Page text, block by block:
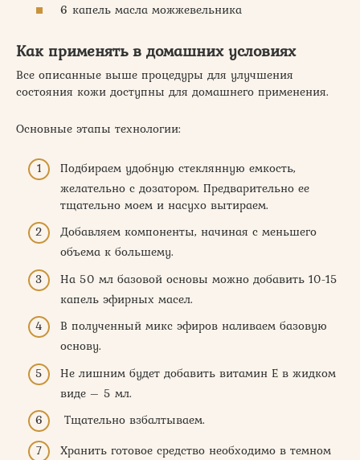
6 капель масла можжевельника
Как применять в домашних условиях
Все описанные выше процедуры для улучшения
состояния кожи доступны для домашнего применения.
Основные этапы технологии:
Подбираем удобную стеклянную емкость,
желательно с дозатором. Предварительно ее
тщательно моем и насухо вытираем.
Добавляем компоненты, начиная с меньшего
объема к большему.
На 50 мл базовой основы можно добавить 10-15
капель эфирных масел.
В полученный микс эфиров наливаем базовую
основу.
Не лишним будет добавить витамин Е в жидком
виде – 5 мл.
Тщательно взбалтываем.
Хранить готовое средство необходимо в темном